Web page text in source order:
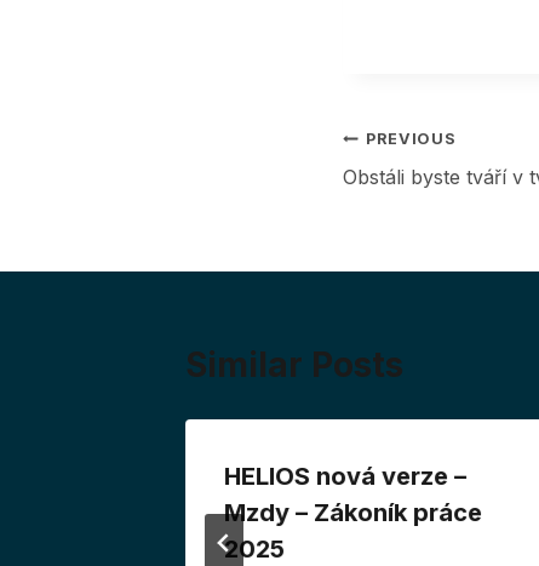
Post
navigation
PREVIOUS
Obstáli byste tváří v
Similar Posts
HELIOS nová verze –
Mzdy – Zákoník práce
2025